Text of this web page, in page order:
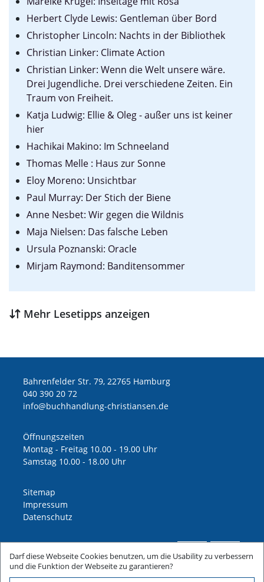
Herbert Clyde Lewis: Gentleman über Bord
Christopher Lincoln: Nachts in der Bibliothek
Christian Linker: Climate Action
Christian Linker: Wenn die Welt unsere wäre.
Drei Jugendliche. Drei verschiedene Zeiten. Ein
Traum von Freiheit.
Katja Ludwig: Ellie & Oleg - außer uns ist keiner
hier
Hachikai Makino: Im Schneeland
Thomas Melle : Haus zur Sonne
Eloy Moreno: Unsichtbar
Paul Murray: Der Stich der Biene
Anne Nesbet: Wir gegen die Wildnis
Maja Nielsen: Das falsche Leben
Ursula Poznanski: Oracle
Mirjam Raymond: Banditensommer
Mehr Lesetipps anzeigen
Bahrenfelder Str. 79, 22765 Hamburg
040 390 20 72
ed.nesnaitsirhc-gnuldnahhcub@ofni
Öffnungszeiten
Montag - Freitag 10.00 - 19.00 Uhr
Samstag 10.00 - 18.00 Uhr
Sitemap
Impressum
Datenschutz
Darf diese Webseite Cookies benutzen, um die Usability zu verbessern
und die Funktion der Webseite zu garantieren?